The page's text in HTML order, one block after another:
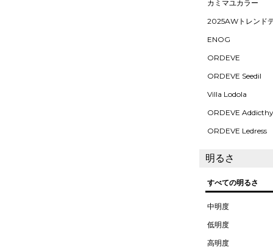
カミマユカラー
2025AWトレンド
ENOG
ORDEVE
ORDEVE Seedil
Villa Lodola
ORDEVE Addicthy
ORDEVE Ledress
明るさ
すべての明るさ
中明度
低明度
高明度